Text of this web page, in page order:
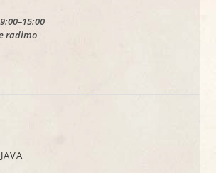
9:00–15:00
radimo